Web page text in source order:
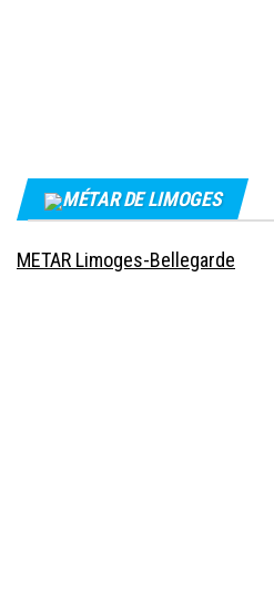
MÉTAR DE LIMOGES
METAR Limoges-Bellegarde